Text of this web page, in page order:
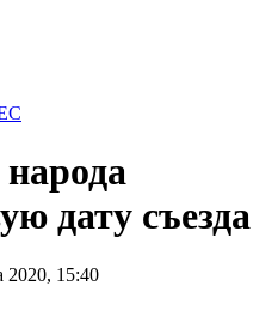
дату съезда
2020, 15:40